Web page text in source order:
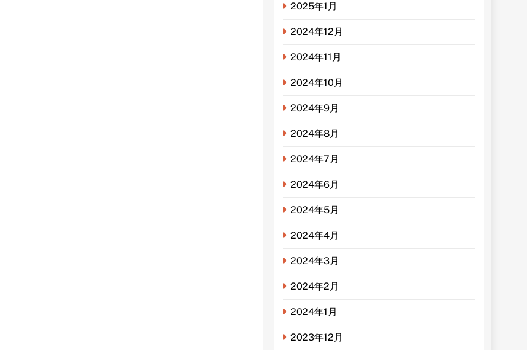
2025年1月
2024年12月
2024年11月
2024年10月
2024年9月
2024年8月
2024年7月
2024年6月
2024年5月
2024年4月
2024年3月
2024年2月
2024年1月
2023年12月